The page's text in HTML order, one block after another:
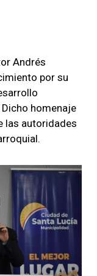
Andrés
por su
homenaje
las autoridades